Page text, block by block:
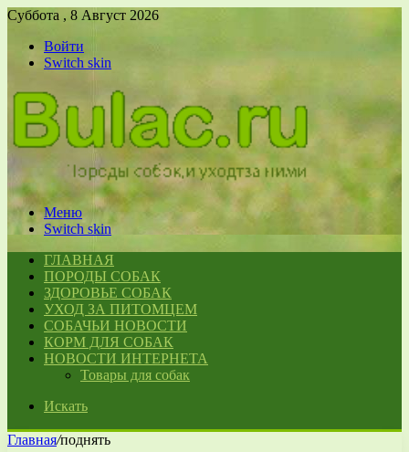
Суббота , 8 Август 2026
Войти
Switch skin
Меню
Switch skin
ГЛАВНАЯ
ПОРОДЫ СОБАК
ЗДОРОВЬЕ СОБАК
УХОД ЗА ПИТОМЦЕМ
СОБАЧЬИ НОВОСТИ
КОРМ ДЛЯ СОБАК
НОВОСТИ ИНТЕРНЕТА
Товары для собак
Искать
Главная/поднять